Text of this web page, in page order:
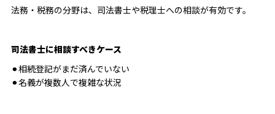
法務・税務の分野は、司法書士や税理士への相談が有効です。
司法書士に相談すべきケース
⚫︎相続登記がまだ済んでいない
⚫︎名義が複数人で複雑な状況